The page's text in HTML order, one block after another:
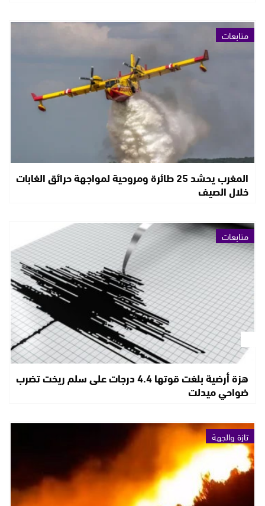
متابعات
المغرب يحشد 25 طائرة ومروحية لمواجهة حرائق الغابات
خلال الصيف
متابعات
هزة أرضية بلغت قوتها 4.4 درجات على سلم ريخت تضرب
ضواحي ميدلت
تازة والجهة